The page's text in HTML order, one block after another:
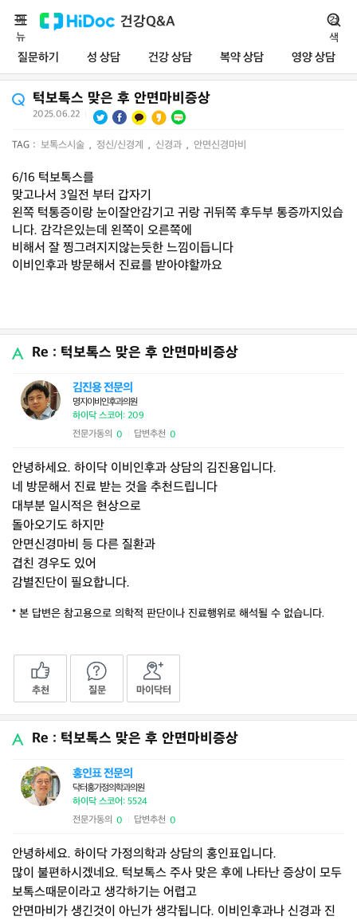
건강Q&A
질문하기 성 상담 건강 상담 복약 상담 영양 상담
메
뉴
검
색
턱보톡스 맞은 후 안면마비증상
2025.06.22
TAG : 보톡스시술 , 정신/신경계 , 신경과 , 안면신경마비
6/16 턱보톡스를
맞고나서 3일전 부터 갑자기
왼쪽 턱통증이랑 눈이잘안감기고 귀랑 귀뒤쪽 후두부 통증까지있습
니다. 감각은있는데 왼쪽이 오른쪽에
비해서 잘 찡그려지지않는듯한 느낌이듭니다
이비인후과 방문해서 진료를 받아야할까요
Re : 턱보톡스 맞은 후 안면마비증상
김진용 전문의
명지이비인후과의원
하이닥 스코어: 209
전문가동의 0 답변추천 0
안녕하세요. 하이닥 이비인후과 상담의 김진용입니다.
네 방문해서 진료 받는 것을 추천드립니다
대부분 일시적은 현상으로
돌아오기도 하지만
안면신경마비 등 다른 질환과
겹친 경우도 있어
감별진단이 필요합니다.
* 본 답변은 참고용으로 의학적 판단이나 진료행위로 해석될 수 없습니다.
추천 질문 마이닥터
Re : 턱보톡스 맞은 후 안면마비증상
홍인표 전문의
닥터홍가정의학과의원
하이닥 스코어: 5524
전문가동의 0 답변추천 0
안녕하세요. 하이닥 가정의학과 상담의 홍인표입니다.
많이 불편하시겠네요. 턱보톡스 주사 맞은 후에 나타난 증상이 모두
보톡스때문이라고 생각하기는 어렵고
안면마비가 생긴것이 아닌가 생각됩니다. 이비인후과나 신경과 진